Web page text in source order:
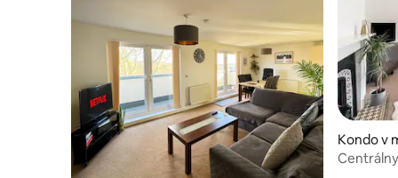
Kondo v
n